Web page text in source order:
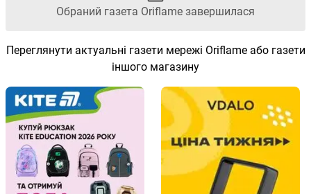
Обраний газета Oriflame завершилася
Переглянути актуальні газети мережі Oriflame або газети
іншого магазину